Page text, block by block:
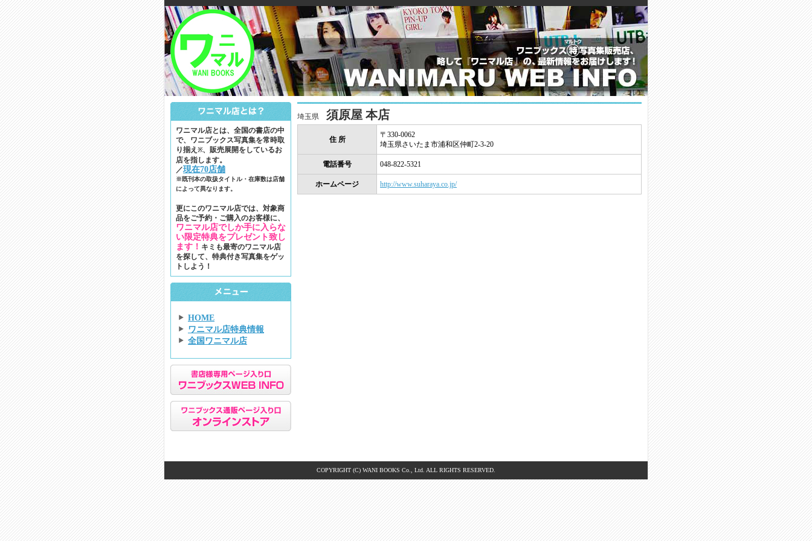
ワニマル店とは、全国の書店の中
で、ワニブックス写真集を常時取
り揃え ※、販売展開をしているお
店を指します。
／現在70店舗
※既刊本の取扱タイトル・在庫数は店舗
によって異なります。
更にこのワニマル店では、対象商
品をご予約・ご購入のお客様に、
ワニマル店でしか手に入らな
い限定特典をプレゼント致し
ます！ キミも最寄のワニマル店
を探して、特典付き写真集をゲッ
トしよう！
HOME
ワニマル店特典情報
全国ワニマル店
埼玉県 須原屋 本店
住 所
〒330-0062
埼玉県さいたま市浦和区仲町2-3-20
電話番号 048-822-5321
ホームページ http://www.suharaya.co.jp/
COPYRIGHT (C) WANI BOOKS Co., Ltd. ALL RIGHTS RESERVED.